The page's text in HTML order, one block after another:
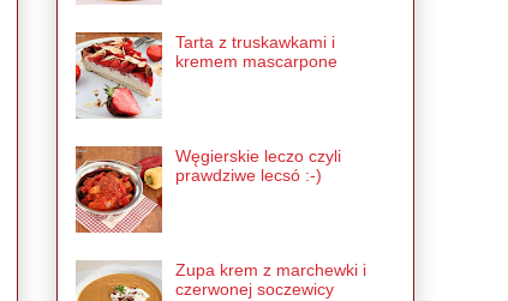
Tarta z truskawkami i
kremem mascarpone
Węgierskie leczo czyli
prawdziwe lecsó :-)
Zupa krem z marchewki i
czerwonej soczewicy